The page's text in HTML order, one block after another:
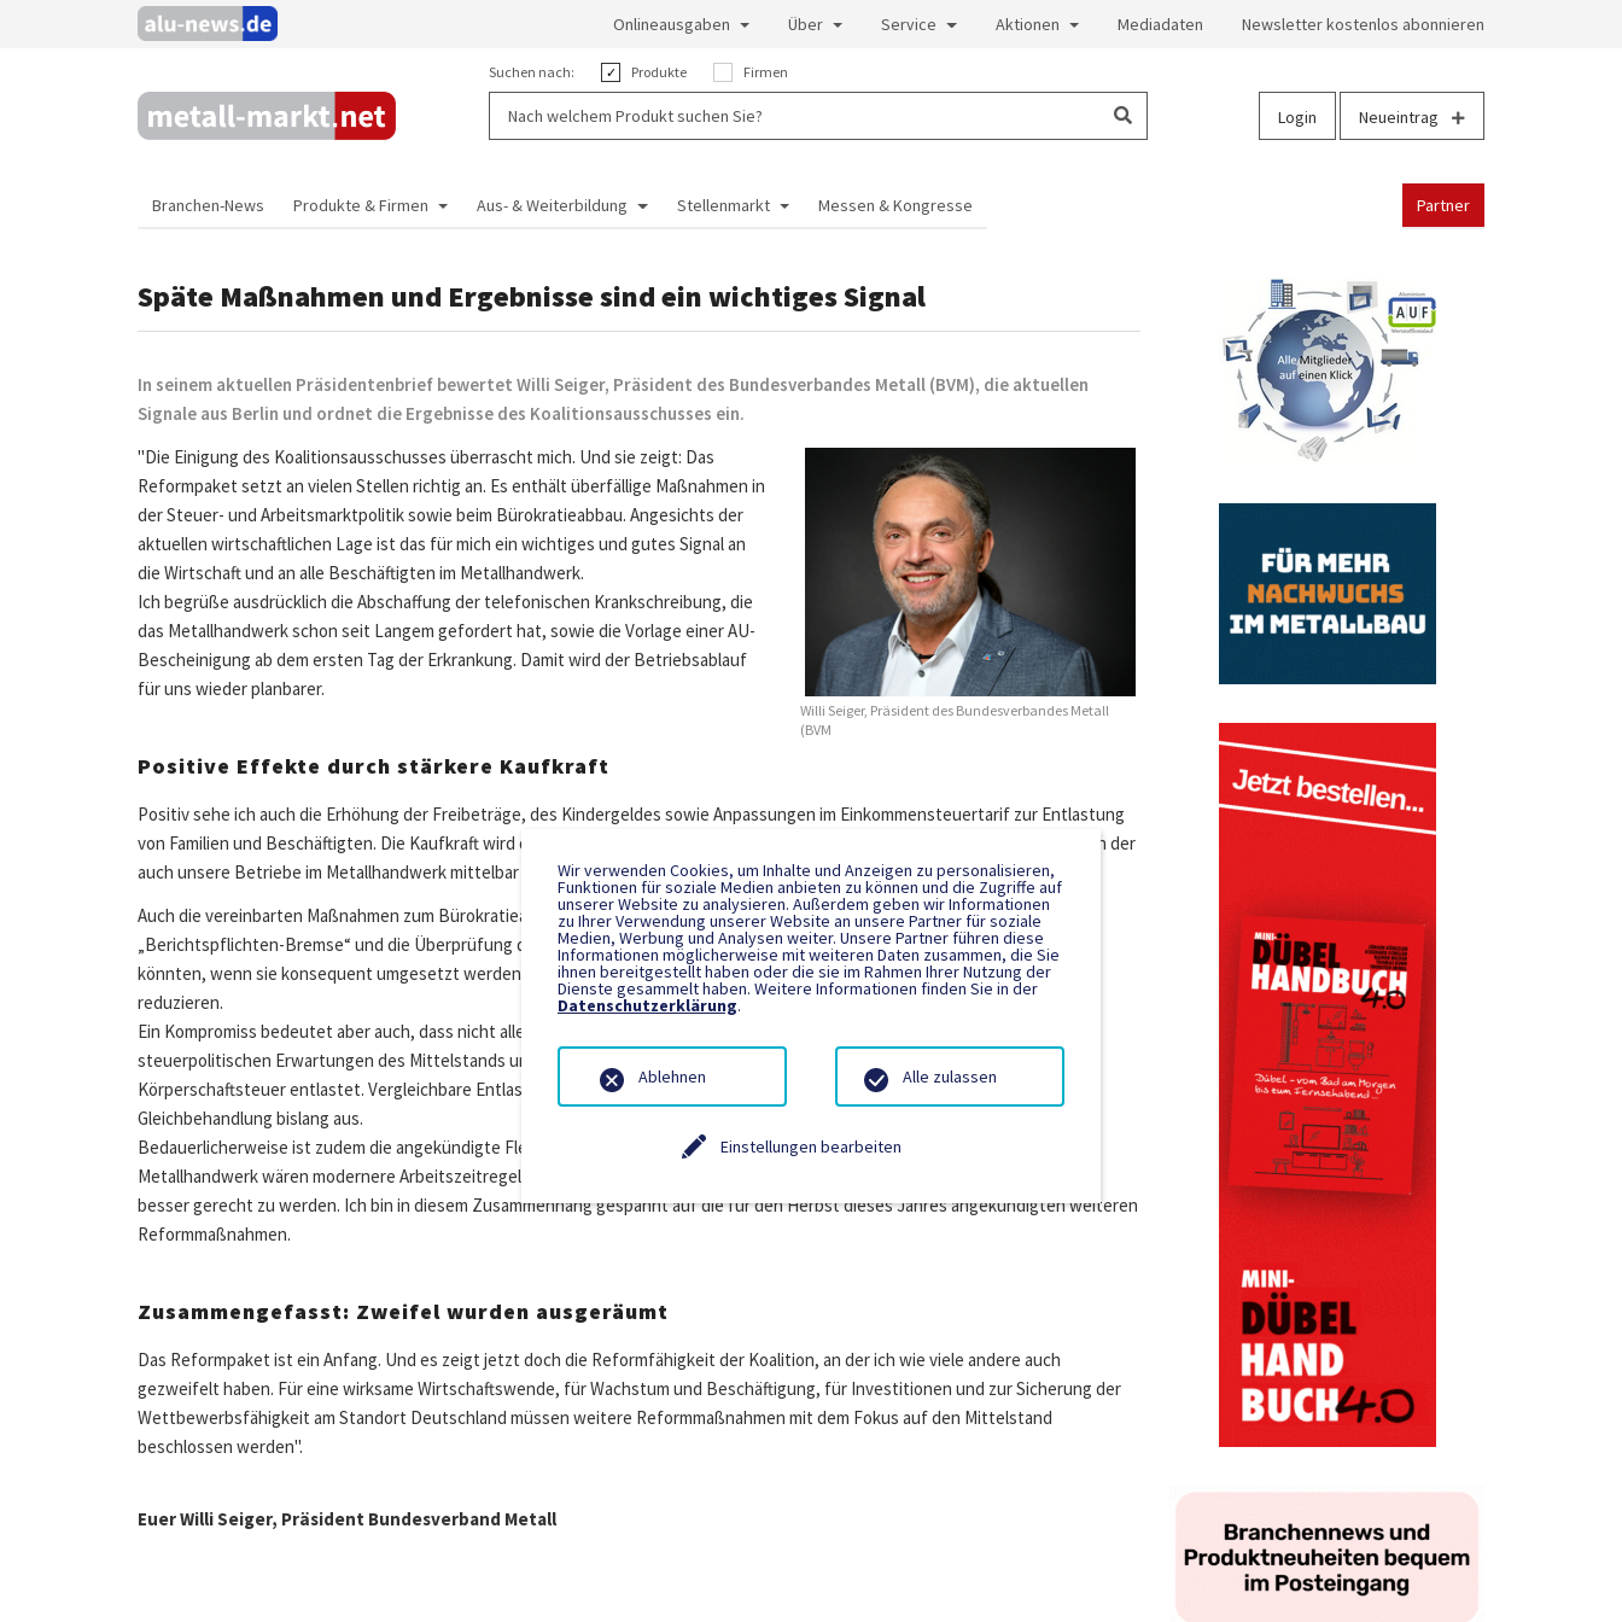
Onlineausgaben Über Service Aktionen Mediadaten Newsletter kostenlos abonnieren
Suchen nach: Produkte Firmen
Login Neueintrag
Branchen-News Produkte & Firmen Aus- & Weiterbildung Stellenmarkt Messen & Kongresse Partner
Späte Maßnahmen und Ergebnisse sind ein wichtiges Signal
In seinem aktuellen Präsidentenbrief bewertet Willi Seiger, Präsident des Bundesverbandes Metall (BVM), die aktuellen
Signale aus Berlin und ordnet die Ergebnisse des Koalitionsausschusses ein.
Willi Seiger, Präsident des Bundesverbandes Metall
(BVM
"Die Einigung des Koalitionsausschusses überrascht mich. Und sie zeigt: Das
Reformpaket setzt an vielen Stellen richtig an. Es enthält überfällige Maßnahmen in
der Steuer- und Arbeitsmarktpolitik sowie beim Bürokratieabbau. Angesichts der
aktuellen wirtschaftlichen Lage ist das für mich ein wichtiges und gutes Signal an
die Wirtschaft und an alle Beschäftigten im Metallhandwerk.
Ich begrüße ausdrücklich die Abschaffung der telefonischen Krankschreibung, die
das Metallhandwerk schon seit Langem gefordert hat, sowie die Vorlage einer AU-
Bescheinigung ab dem ersten Tag der Erkrankung. Damit wird der Betriebsablauf
für uns wieder planbarer.
Positive Effekte durch stärkere Kaufkraft
Positiv sehe ich auch die Erhöhung der Freibeträge, des Kindergeldes sowie Anpassungen im Einkommensteuertarif zur Entlastung
von Familien und Beschäftigten. Die Kaufkraft wird damit gestärkt. Das kann sich positiv auf die Binnenkonjunktur auswirken, von der
auch unsere Betriebe im Metallhandwerk mittelbar profitieren.
Auch die vereinbarten Maßnahmen zum Bürokratieabbau sind ein wichtiges Signal. Dazu stelle ich fest: Die angekündigte
„Berichtspflichten-Bremse“ und die Überprüfung der bestehenden Dokumentationspflichten durch eine Beweislastumkehr
könnten, wenn sie konsequent umgesetzt werden, den administrativen Aufwand in Betrieben des Metallhandwerks spürbar
reduzieren.
Ein Kompromiss bedeutet aber auch, dass nicht alle Erwartungen erfüllt wurden. So bleiben nach meiner Auffassung die
steuerpolitischen Erwartungen des Mittelstands unerfüllt. Kapitalgesellschaften werden über die schrittweise Senkung der
Körperschaftsteuer entlastet. Vergleichbare Entlastungen für Personenunternehmen sind nicht vorgesehen. Damit bleibt eine
Gleichbehandlung bislang aus.
Bedauerlicherweise ist zudem die angekündigte Flexibilisierung der Arbeitszeit nicht Teil der Einigung geworden. Gerade für das
Metallhandwerk wären modernere Arbeitszeitregelungen ein wichtiger Beitrag gewesen, um den betrieblichen Anforderungen
besser gerecht zu werden. Ich bin in diesem Zusammenhang gespannt auf die für den Herbst dieses Jahres angekündigten weiteren
Reformmaßnahmen.
Zusammengefasst: Zweifel wurden ausgeräumt
Das Reformpaket ist ein Anfang. Und es zeigt jetzt doch die Reformfähigkeit der Koalition, an der ich wie viele andere auch
gezweifelt haben. Für eine wirksame Wirtschaftswende, für Wachstum und Beschäftigung, für Investitionen und zur Sicherung der
Wettbewerbsfähigkeit am Standort Deutschland müssen weitere Reformmaßnahmen mit dem Fokus auf den Mittelstand
beschlossen werden".
Euer Willi Seiger, Präsident Bundesverband Metall
Wir verwenden Cookies, um Inhalte und Anzeigen zu personalisieren,
Funktionen für soziale Medien anbieten zu können und die Zugriffe auf
unserer Website zu analysieren. Außerdem geben wir Informationen
zu Ihrer Verwendung unserer Website an unsere Partner für soziale
Medien, Werbung und Analysen weiter. Unsere Partner führen diese
Informationen möglicherweise mit weiteren Daten zusammen, die Sie
ihnen bereitgestellt haben oder die sie im Rahmen Ihrer Nutzung der
Dienste gesammelt haben. Weitere Informationen finden Sie in der
Datenschutzerklärung.
Einstellungen bearbeiten
Ablehnen Alle zulassen